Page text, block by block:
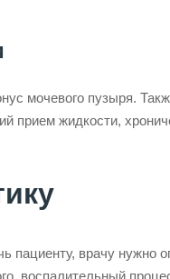
мочевого пузыря.
прием жидкости,
врачу нужно
воспалительный